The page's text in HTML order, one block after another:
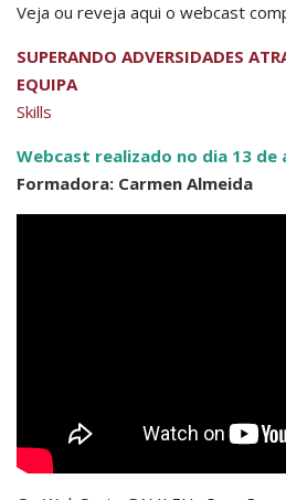
Veja ou reveja aqui o webcast
SUPERANDO ADVERSIDADES
EQUIPA
Skills
Webcast realizado no dia 13 de
Formadora: Carmen Almeida